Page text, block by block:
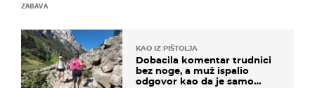
ZABAVA
KAO IZ PIŠTOLJA
Dobacila komentar trudnici
bez noge, a muž ispalio
odgovor kao da je samo